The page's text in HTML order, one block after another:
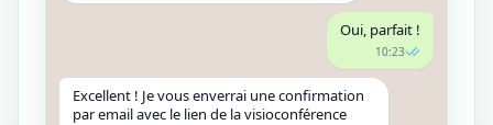
Oui, parfait !
10:23
Excellent ! Je vous enverrai une confirmation
par email avec le lien de la visioconférence